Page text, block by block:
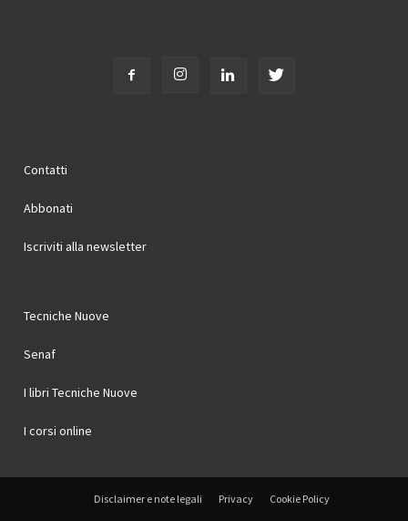
Contatti
Abbonati
Iscriviti alla newsletter
Tecniche Nuove
Senaf
I libri Tecniche Nuove
I corsi online
Disclaimer e note legali Privacy Cookie Policy